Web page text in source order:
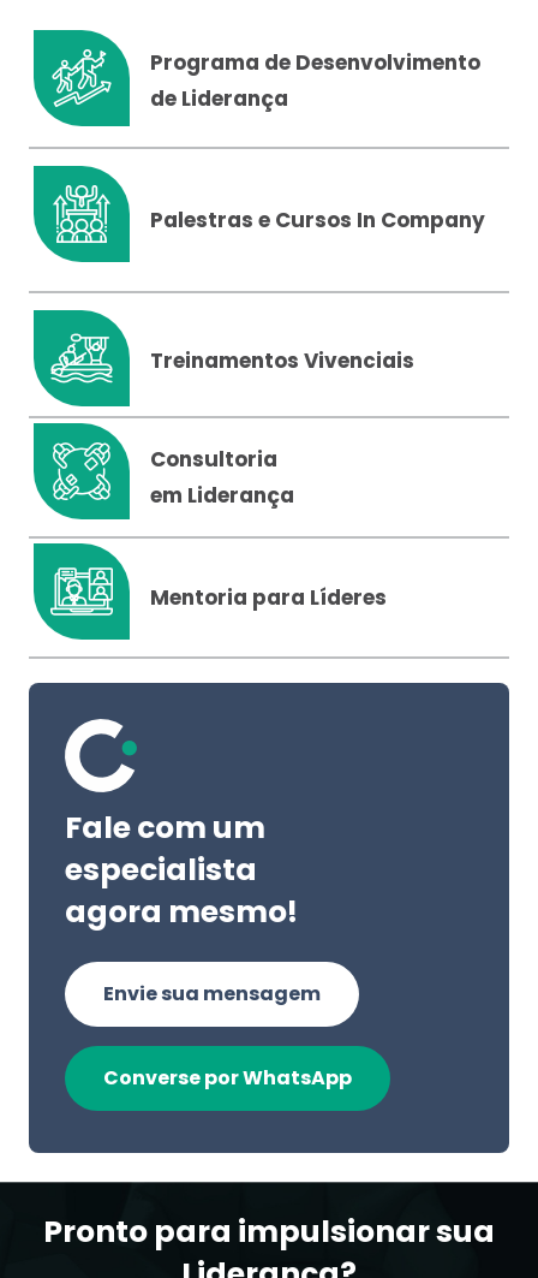
Programa de Desenvolvimento
de Liderança
Palestras e Cursos In Company
Treinamentos Vivenciais
Consultoria
em Liderança
Mentoria para Líderes
Fale com um
especialista
agora mesmo!
Envie sua mensagem
Converse por WhatsApp
Pronto para impulsionar sua